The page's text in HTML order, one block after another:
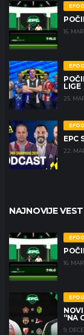
16.
LIGE
25.
EPC
22.
NAJNOVIJE
16.
NOVI
“NA
9.